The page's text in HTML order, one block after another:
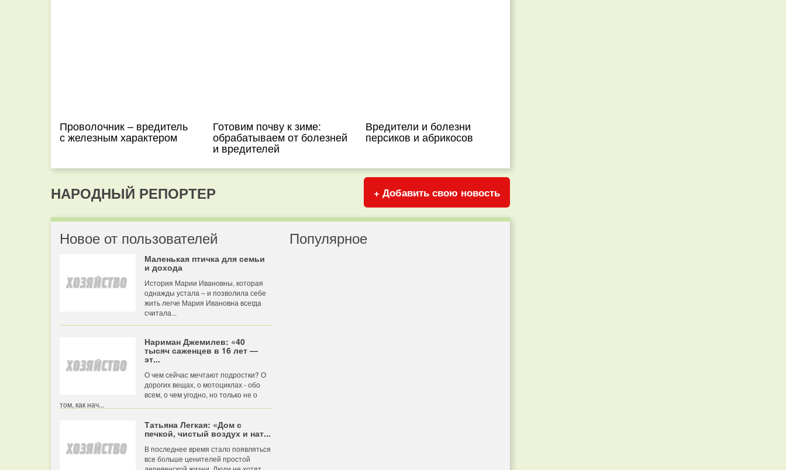
Проволочник – вредитель
с железным характером
Готовим почву к зиме:
обрабатываем от болезней
и вредителей
Вредители и болезни
персиков и абрикосов
НАРОДНЫЙ РЕПОРТЕР + Добавить свою новость
Новое от пользователей
Маленькая птичка для семьи
и дохода
История Марии Ивановны, которая
однажды устала – и позволила себе
жить легче Мария Ивановна всегда
считала...
Нариман Джемилев: «40
тысяч саженцев в 16 лет —
эт...
О чем сейчас мечтают подростки? О
дорогих вещах, о мотоциклах - обо
всем, о чем угодно, но только не о
том, как нач...
Татьяна Легкая: «Дом с
печкой, чистый воздух и нат...
В последнее время стало появляться
все больше ценителей простой
Популярное